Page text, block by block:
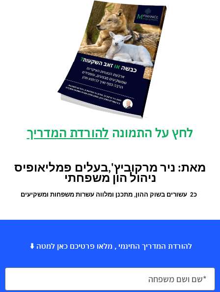
לחץ על התמונה להורדת המדריך
מאת: ניר מרקוביץ',בעלים פמליאופיס
ניהול הון משפחתי
כ2 עשורים בשוק ההון, מתכנן ומלווה עשרות משפחות ומשקיעים
להורדת המדריך החינמי , מלאו פרטיכם כאן למטה ⬇️